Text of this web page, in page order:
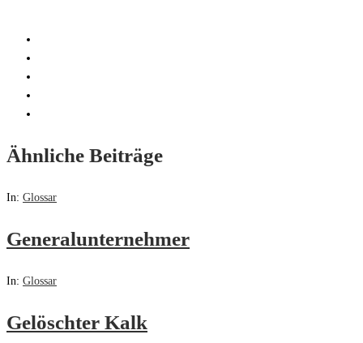
Ähnliche Beiträge
In: Glossar
Generalunternehmer
In: Glossar
Gelöschter Kalk